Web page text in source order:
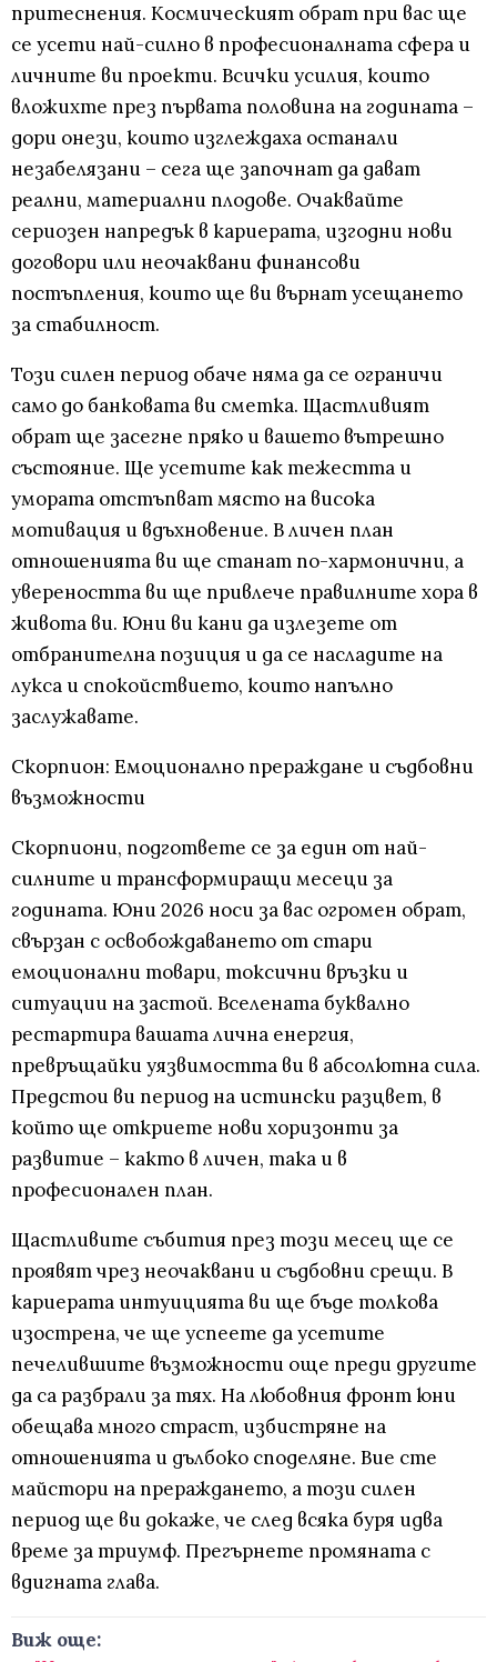
притеснения. Космическият обрат при вас ще
се усети най-силно в професионалната сфера и
личните ви проекти. Всички усилия, които
вложихте през първата половина на годината –
дори онези, които изглеждаха останали
незабелязани – сега ще започнат да дават
реални, материални плодове. Очаквайте
сериозен напредък в кариерата, изгодни нови
договори или неочаквани финансови
постъпления, които ще ви върнат усещането
за стабилност.
Този силен период обаче няма да се ограничи
само до банковата ви сметка. Щастливият
обрат ще засегне пряко и вашето вътрешно
състояние. Ще усетите как тежестта и
умората отстъпват място на висока
мотивация и вдъхновение. В личен план
отношенията ви ще станат по-хармонични, а
увереността ви ще привлече правилните хора в
живота ви. Юни ви кани да излезете от
отбранителна позиция и да се насладите на
лукса и спокойствието, които напълно
заслужавате.
Скорпион: Емоционално прераждане и съдбовни
възможности
Скорпиони, подгответе се за един от най-
силните и трансформиращи месеци за
годината. Юни 2026 носи за вас огромен обрат,
свързан с освобождаването от стари
емоционални товари, токсични връзки и
ситуации на застой. Вселената буквално
рестартира вашата лична енергия,
превръщайки уязвимостта ви в абсолютна сила.
Предстои ви период на истински разцвет, в
който ще откриете нови хоризонти за
развитие – както в личен, така и в
професионален план.
Щастливите събития през този месец ще се
проявят чрез неочаквани и съдбовни срещи. В
кариерата интуицията ви ще бъде толкова
изострена, че ще успеете да усетите
печелившите възможности още преди другите
да са разбрали за тях. На любовния фронт юни
обещава много страст, избистряне на
отношенията и дълбоко споделяне. Вие сте
майстори на прераждането, а този силен
период ще ви докаже, че след всяка буря идва
време за триумф. Прегърнете промяната с
вдигната глава.
Виж още: